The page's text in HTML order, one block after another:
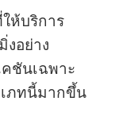
ห้บริการ
งอย่าง
ชันเฉพาะ
เภทนี้มากขึ้น